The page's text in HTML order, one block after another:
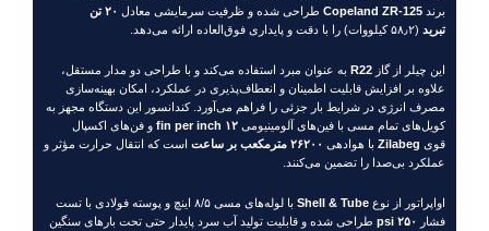
برند Copeland ZR-125 طراحی شده و ظرفیت سرمایشی معادل
۲۰ تن
تبرید (۵۸٫۲ کیلووات) را با دقت و پایداری فوق‌العاده ارائه می‌دهد.
این چیلر از گاز R22 به عنوان مبرد استفاده می‌کند و با طراحی دو مدار مستقل،
علاوه بر افزایش قابلیت اطمینان و انعطاف‌پذیری در عملکرد، امکان بهینه‌سازی
مصرف انرژی در شرایط بار جزئی را فراهم می‌آورد. کندانسور این دستگاه مجهز به
کویل‌های تمام مسی با فین‌های آلومینیومی ۱۲ fin per inch
و فن‌های اکسپال
قوی Zilabeg با هوادهی ۲۶۲۰۰ مترمکعب بر ساعت
است که انتقال حرارت مؤثر و
عملکرد بی‌صدا را تضمین می‌کنند.
اواپراتور از نوع Shell & Tube
با لوله‌های مسی ۸/۵ اینچ و پوسته فولادی با تست
فشار
۲۵۰ psi
طراحی شده و قابلیت تولید آب سرد پایدار حتی تحت بارهای سنگین